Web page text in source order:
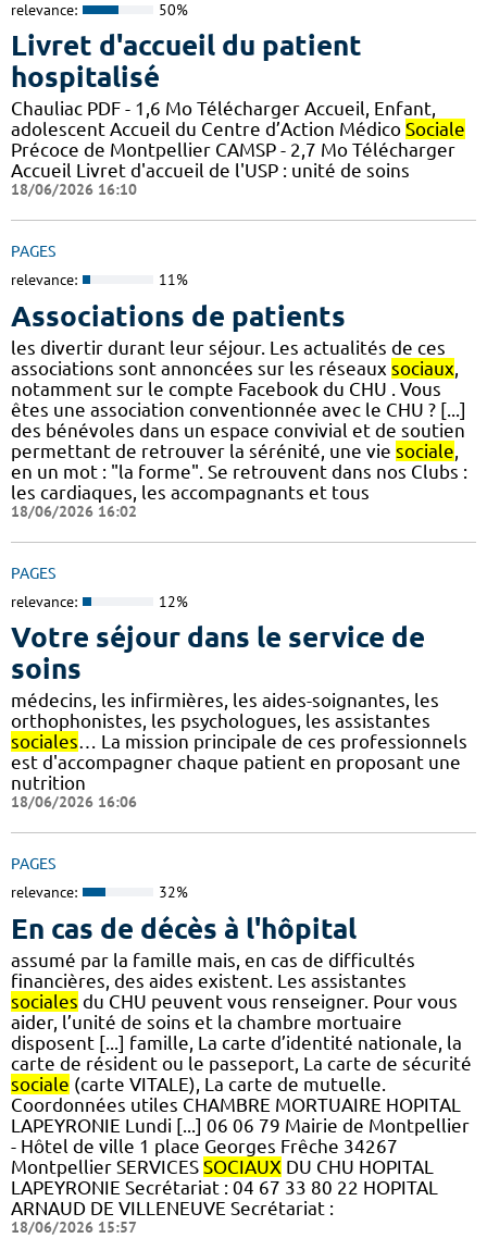
relevance: 50%
Livret d'accueil du patient
hospitalisé
Chauliac PDF - 1,6 Mo Télécharger Accueil, Enfant,
adolescent Accueil du Centre d’Action Médico Sociale
Précoce de Montpellier CAMSP - 2,7 Mo Télécharger
Accueil Livret d'accueil de l'USP : unité de soins
18/06/2026 16:10
PAGES
relevance: 11%
Associations de patients
les divertir durant leur séjour. Les actualités de ces
associations sont annoncées sur les réseaux sociaux
notamment sur le compte Facebook du CHU . Vous
êtes une association conventionnée avec le CHU ? [...]
des bénévoles dans un espace convivial et de soutien
permettant de retrouver la sérénité, une vie sociale
en un mot : "la forme". Se retrouvent dans nos Clubs :
les cardiaques, les accompagnants et tous
18/06/2026 16:02
PAGES
relevance: 12%
Votre séjour dans le service de
soins
médecins, les infirmières, les aides-soignantes, les
orthophonistes, les psychologues, les assistantes
sociales… La mission principale de ces professionnels
est d'accompagner chaque patient en proposant une
nutrition
18/06/2026 16:06
PAGES
relevance: 32%
En cas de décès à l'hôpital
assumé par la famille mais, en cas de difficultés
financières, des aides existent. Les assistantes
sociales du CHU peuvent vous renseigner. Pour vous
aider, l’unité de soins et la chambre mortuaire
disposent [...] famille, La carte d’identité nationale, la
carte de résident ou le passeport, La carte de sécurité
sociale (carte VITALE), La carte de mutuelle.
Coordonnées utiles CHAMBRE MORTUAIRE HOPITAL
LAPEYRONIE Lundi [...] 06 06 79 Mairie de Montpellier
- Hôtel de ville 1 place Georges Frêche 34267
Montpellier SERVICES SOCIAUX DU CHU HOPITAL
LAPEYRONIE Secrétariat : 04 67 33 80 22 HOPITAL
ARNAUD DE VILLENEUVE Secrétariat :
18/06/2026 15:57